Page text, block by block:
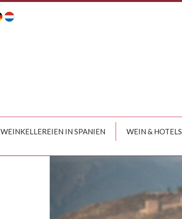
WEINKELLEREIEN IN SPANIEN WEIN & HOTELS